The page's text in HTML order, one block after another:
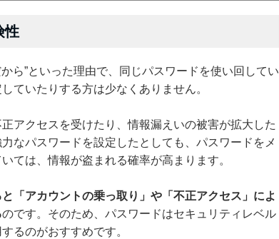
性
ら”といった理由で、同じパスワードを使い回してい
ていたりする方は少なくありません。
アクセスを受けたり、情報漏えいの被害が拡大した
なパスワードを設定したとしても、パスワードをメ
ては、情報が盗まれる確率が高まります。
「アカウントの乗っ取り」や「不正アクセス」によ
のです。そのため、パスワードはセキュリティレベル
るのがおすすめです。